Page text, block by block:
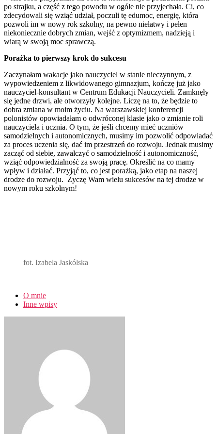
po strajku, a część z tego powodu w ogóle nie przyjechała. Ci, co
zdecydowali się wziąć udział, poczuli tę edumoc, energię, która
pozwoli im w nowy rok szkolny, na pewno niełatwy i pełen
niekoniecznie dobrych zmian, wejść z optymizmem, nadzieją i
wiarą w swoją moc sprawczą.
Porażka to pierwszy krok do sukcesu
Zaczynałam wakacje jako nauczyciel w stanie nieczynnym, z
wypowiedzeniem z likwidowanego gimnazjum, kończę już jako
nauczyciel-konsultant w Centrum Edukacji Nauczycieli. Zamknęły
się jedne drzwi, ale otworzyły kolejne. Liczę na to, że będzie to
dobra zmiana w moim życiu. Na warszawskiej konferencji
polonistów opowiadałam o odwróconej klasie jako o zmianie roli
nauczyciela i ucznia. O tym, że jeśli chcemy mieć uczniów
samodzielnych i autonomicznych, musimy im pozwolić odpowiadać
za proces uczenia się, dać im przestrzeń do rozwoju. Jednak musimy
zacząć od siebie, zawalczyć o samodzielność i autonomiczność,
wziąć odpowiedzialność za swoją pracę. Określić na co mamy
wpływ i działać. Przyjąć to, co jest porażką, jako etap na naszej
drodze do rozwoju. Życzę Wam wielu sukcesów na tej drodze w
nowym roku szkolnym!
fot. Izabela Jaskólska
O mnie
Inne wpisy